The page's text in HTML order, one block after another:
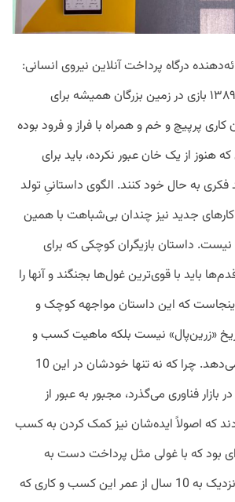
درگاه‌ پرداخت آنلاین نیروی انسانی:
53 نفر سال تاسیس: ۱۳۸۹ بازی در زمین بزرگان همیشه برای
پرپیچ و خم و همراه با فراز و فرود بوده
هنوز از یک خان عبور نکرده، باید برای
به حال خود کنند. الگوی داستانیِ تولد
جدید نیز چندان بی‌‌شباهت با همین
داستان بازیگران کوچکی که برای
باید با قوی‌ترین غول‌ها بجنگند و آنها را
اینجاست که این داستان مواجهه کوچک و
«زرین‌پال» نیست بلکه ماهیت کسب و
کارشان را نیز توضیح می‌دهد. چرا که نه تنها خودشان در این 10
فناوری می‌گذرد، مجبور به عبور از
که اصولاً ایده‌شان نیز کمک کردن به کسب
بود که با غولی مثل پرداخت دست به
گریبان بودند. حالا که نزدیک به 10 سال از عمر این کسب و کاری که